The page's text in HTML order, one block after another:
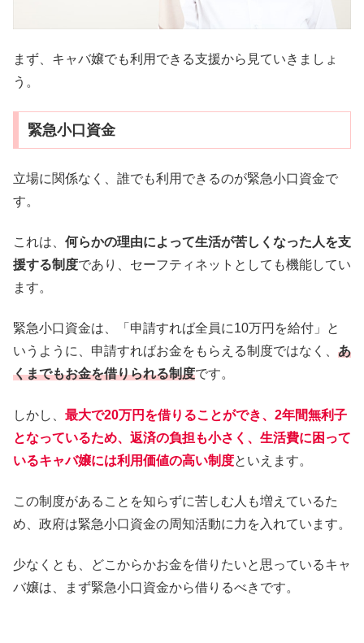
まず、キャバ嬢でも利用できる支援から見ていきましょ
う。
緊急小口資金
立場に関係なく、誰でも利用できるのが緊急小口資金で
す。
これは、 何らかの理由によって生活が苦しくなった人を支
援する制度であり、セーフティネットとしても機能してい
ます。
緊急小口資金は、「申請すれば全員に10万円を給付」と
いうように、申請すればお金をもらえる制度ではなく、 あ
くまでもお金を借りられる制度です。
しかし、 最大で20万円を借りることができ、2年間無利子
となっているため、返済の負担も小さく、生活費に困って
いるキャバ嬢には利用価値の高い制度といえます。
この制度があることを知らずに苦しむ人も増えているた
め、政府は緊急小口資金の周知活動に力を入れています。
少なくとも、どこからかお金を借りたいと思っているキャ
バ嬢は、まず緊急小口資金から借りるべきです。